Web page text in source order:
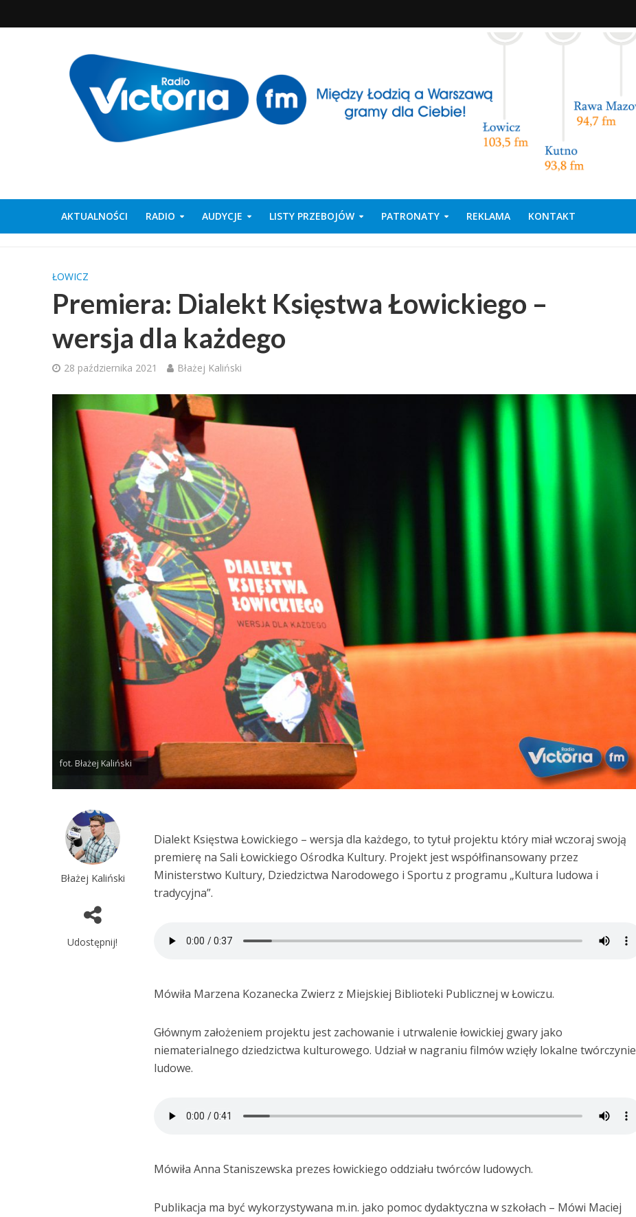
AKTUALNOŚCI RADIO AUDYCJE LISTY PRZEBOJÓW PATRONATY REKLAMA KONTAKT
ŁOWICZ
Premiera: Dialekt Księstwa Łowickiego –
wersja dla każdego
28 października 2021 Błażej Kaliński
fot. Błażej Kaliński
Błażej Kaliński
Udostępnij!
Dialekt Księstwa Łowickiego – wersja dla każdego, to tytuł projektu który miał wczoraj swoją
premierę na Sali Łowickiego Ośrodka Kultury. Projekt jest współfinansowany przez
Ministerstwo Kultury, Dziedzictwa Narodowego i Sportu z programu „Kultura ludowa i
tradycyjna”.
Mówiła Marzena Kozanecka Zwierz z Miejskiej Biblioteki Publicznej w Łowiczu.
Głównym założeniem projektu jest zachowanie i utrwalenie łowickiej gwary jako
niematerialnego dziedzictwa kulturowego. Udział w nagraniu filmów wzięły lokalne twórczynie
ludowe.
Mówiła Anna Staniszewska prezes łowickiego oddziału twórców ludowych.
Publikacja ma być wykorzystywana m.in. jako pomoc dydaktyczna w szkołach – Mówi Maciej